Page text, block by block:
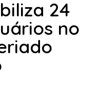
24
no